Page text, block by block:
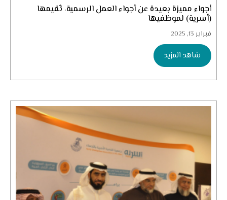
أجواء مميزة بعيدة عن أجواء العمل الرسمية، تُقيمها
(أسرية) لموظفيها
فبراير 13, 2025
شاهد المزيد